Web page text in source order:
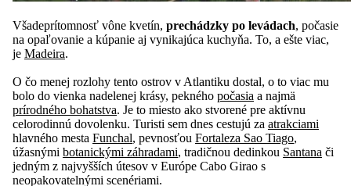
Všadeprítomnosť vône kvetín, prechádzky po levádach, počasie
na opaľovanie a kúpanie aj vynikajúca kuchyňa. To, a ešte viac,
je Madeira.
O čo menej rozlohy tento ostrov v Atlantiku dostal, o to viac mu
bolo do vienka nadelenej krásy, pekného počasia a najmä
prírodného bohatstva. Je to miesto ako stvorené pre aktívnu
celorodinnú dovolenku. Turisti sem dnes cestujú za atrakciami
hlavného mesta Funchal, pevnosťou Fortaleza Sao Tiago,
úžasnými botanickými záhradami, tradičnou dedinkou Santana či
jedným z najvyšších útesov v Európe Cabo Girao s
neopakovatelnými scenériami.